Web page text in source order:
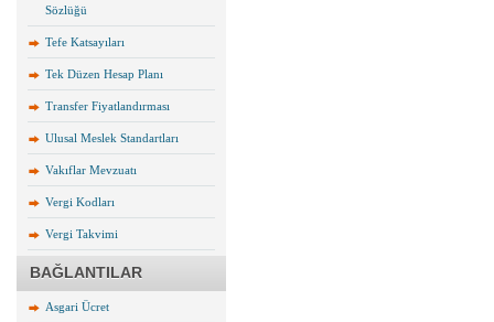
Sözlüğü
Tefe Katsayıları
Tek Düzen Hesap Planı
Transfer Fiyatlandırması
Ulusal Meslek Standartları
Vakıflar Mevzuatı
Vergi Kodları
Vergi Takvimi
BAĞLANTILAR
Asgari Ücret